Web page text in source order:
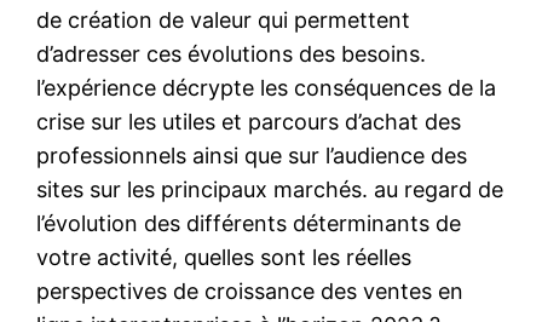
de création de valeur qui permettent
d’adresser ces évolutions des besoins.
l’expérience décrypte les conséquences de la
crise sur les utiles et parcours d’achat des
professionnels ainsi que sur l’audience des
sites sur les principaux marchés. au regard de
l’évolution des différents déterminants de
votre activité, quelles sont les réelles
perspectives de croissance des ventes en